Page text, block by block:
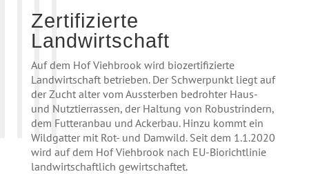
Zertifizierte
Landwirtschaft
Auf dem Hof Viehbrook wird biozertifizierte
Landwirtschaft betrieben. Der Schwerpunkt liegt auf
der Zucht alter vom Aussterben bedrohter Haus-
und Nutztierrassen, der Haltung von Robustrindern,
dem Futteranbau und Ackerbau. Hinzu kommt ein
Wildgatter mit Rot- und Damwild. Seit dem 1.1.2020
wird auf dem Hof Viehbrook nach EU-Biorichtlinie
landwirtschaftlich gewirtschaftet.